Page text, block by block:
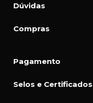
Dúvidas
Compras
Pagamento
Selos e Certificados